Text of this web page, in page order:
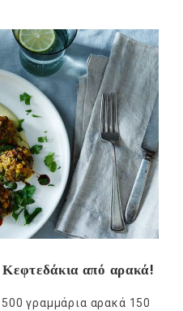
Κεφτεδάκια από αρακά!
γραμμάρια αρακά 150